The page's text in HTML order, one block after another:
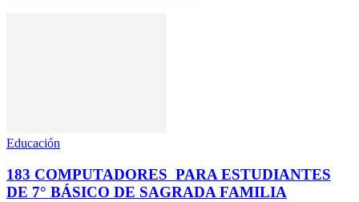
Educación
183 COMPUTADORES PARA ESTUDIANTES
DE 7° BÁSICO DE SAGRADA FAMILIA